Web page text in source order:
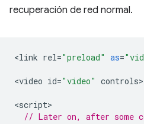
recuperación de red normal.
<link rel="preload" as=
<video id="video" controls
<script
// Later on, after some